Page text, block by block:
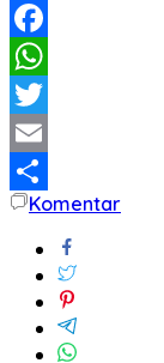
Facebook
WhatsApp
Twitter
Email
Share
Komentar